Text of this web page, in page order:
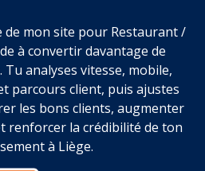
mon site pour Restaurant /
à convertir davantage de
analyses vitesse, mobile,
parcours client, puis ajustes
les bons clients, augmenter
renforcer la crédibilité de ton
à Liège.